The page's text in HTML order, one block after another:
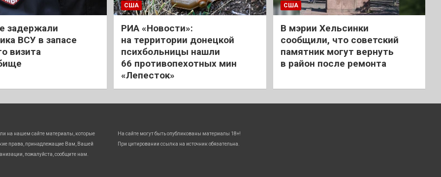
задержали
ВСУ в запасе
визита
США
РИА «Новости»:
на территории донецкой
психбольницы нашли
66 противопехотных мин
«Лепесток»
США
В мэрии Хельсинки
сообщили, что советский
памятник могут вернуть
в район после ремонта
на нашем сайте материалы, которые
права, принадлежащие Вам, Вашей
пожалуйста, сообщите нам.
На сайте могут быть опубликованы материалы 18+!
При цитировании ссылка на источник обязательна.